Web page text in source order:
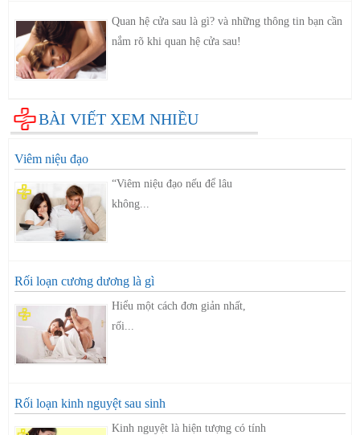
Quan hệ cửa sau là gì? và những thông tin bạn cần
nắm rõ khi quan hệ cửa sau!
BÀI VIẾT XEM NHIỀU
Viêm niệu đạo
“Viêm niệu đạo nếu để lâu
không...
Rối loạn cương dương là gì
Hiểu một cách đơn giản nhất,
rối...
Rối loạn kinh nguyệt sau sinh
Kinh nguyệt là hiện tượng có tính